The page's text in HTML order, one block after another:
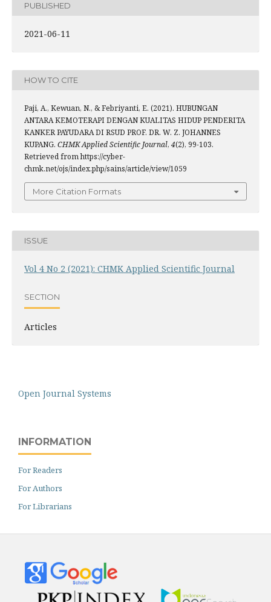
PUBLISHED
2021-06-11
HOW TO CITE
Paji, A., Kewuan, N., & Febriyanti, E. (2021). HUBUNGAN
ANTARA KEMOTERAPI DENGAN KUALITAS HIDUP PENDERITA
KANKER PAYUDARA DI RSUD PROF. DR. W. Z. JOHANNES
KUPANG. CHMK Applied Scientific Journal, 4(2), 99-103.
Retrieved from https://cyber-
chmk.net/ojs/index.php/sains/article/view/1059
More Citation Formats
ISSUE
Vol 4 No 2 (2021): CHMK Applied Scientific Journal
SECTION
Articles
Open Journal Systems
INFORMATION
For Readers
For Authors
For Librarians